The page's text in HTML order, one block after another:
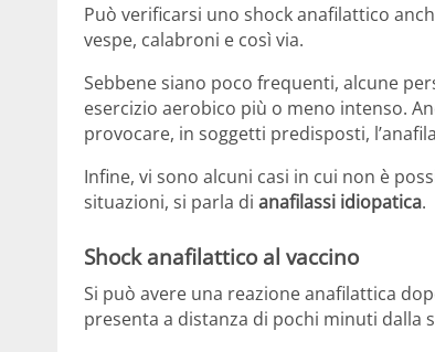
Può verificarsi uno shock anafilattico
vespe, calabroni e così via.
Sebbene siano poco frequenti, alcune
esercizio aerobico più o meno intenso.
provocare, in soggetti predisposti,
Infine, vi sono alcuni casi in cui non è
situazioni, si parla di anafilassi idiopatica.
Shock anafilattico al vaccino
Si può avere una reazione anafilattica
presenta a distanza di pochi minuti dalla